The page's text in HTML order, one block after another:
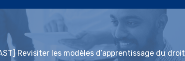
Revisiter les modèles d’apprentissage du droit